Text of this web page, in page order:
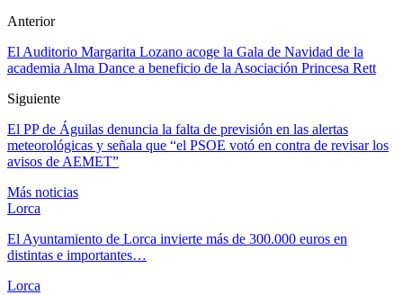
Anterior
El Auditorio Margarita Lozano acoge la Gala de Navidad de la
academia Alma Dance a beneficio de la Asociación Princesa Rett
Siguiente
El PP de Águilas denuncia la falta de previsión en las alertas
meteorológicas y señala que “el PSOE votó en contra de revisar los
avisos de AEMET”
Más noticias
Lorca
El Ayuntamiento de Lorca invierte más de 300.000 euros en
distintas e importantes…
Lorca